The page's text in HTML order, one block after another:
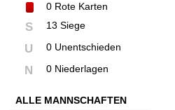
0 Rote Karten
S 13 Siege
U 0 Unentschieden
N 0 Niederlagen
ALLE MANNSCHAFTEN